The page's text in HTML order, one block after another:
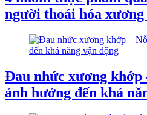
người thoái hóa
Đau nhức xương khớp
ảnh hưởng đến khả